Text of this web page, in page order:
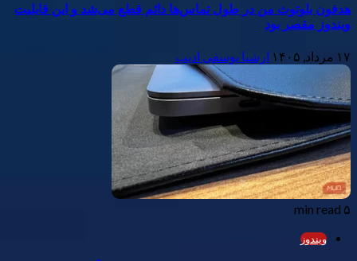
هدفون بلوتوث من در طول تماس‌ها دائم قطع می‌شد و این قابلیت
ویندوز مقصر بود
۱۷ مرداد, ۱۴۰۵ ارشیا یوسفی ادیب
۵ min read
ویندوز